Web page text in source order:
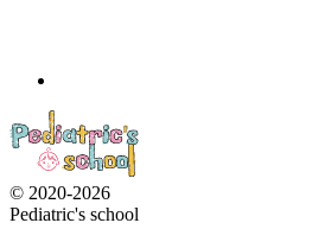
© 2020-2026
Pediatric's school